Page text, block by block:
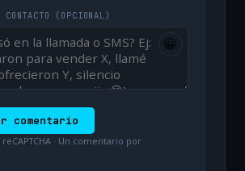
(OPCIONAL)
😀
comentario
· Un comentario por